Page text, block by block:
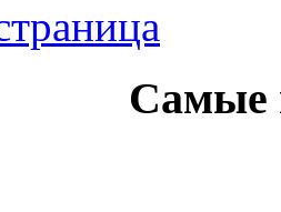
Самые